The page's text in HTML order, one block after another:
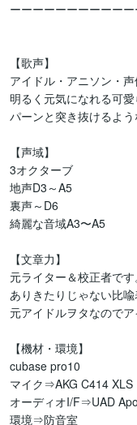
ーーーーーーーーーー
【歌声】
アイドル・アニソン・声
明るく元気になれる可愛
パーンと突き抜けるよう
【声域】
3オクターブ
地声D3～A5
裏声～D6
綺麗な音域A3〜A5
【文章力】
元ライター＆校正者です
ありきたりじゃない比喩
元アイドルヲタなので
【機材・環境】
cubase pro10
マイク⇒AKG C414 XLS
オーディオI/F⇒UAD
環境⇒防音室